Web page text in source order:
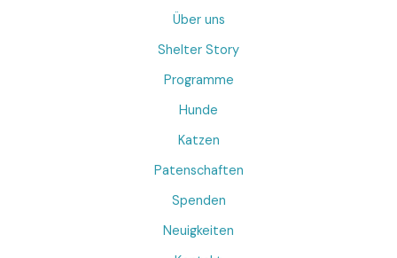
Über uns
Shelter Story
Programme
Hunde
Katzen
Patenschaften
Spenden
Neuigkeiten